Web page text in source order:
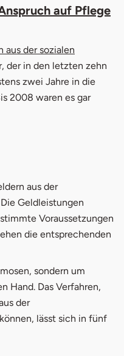
auf Pflege
aus der sozialen
der in den letzten zehn
zwei Jahre in die
2008 waren es gar
aus der
Geldleistungen
Voraussetzungen
die entsprechenden
sondern um
Hand. Das Verfahren,
der
lässt sich in fünf